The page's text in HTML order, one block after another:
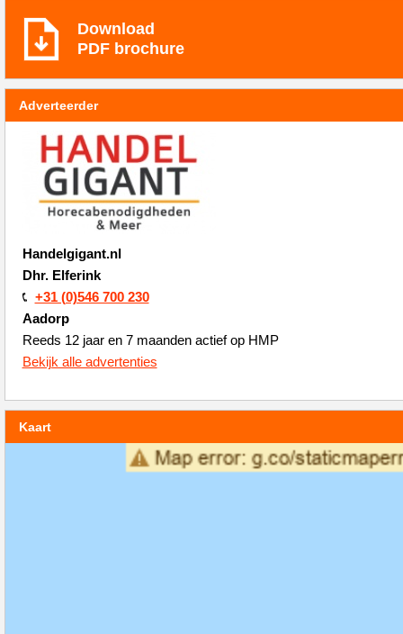
Download
PDF brochure
Adverteerder
Handelgigant.nl
Dhr. Elferink
+31 (0)546 700 230
Aadorp
Reeds 12 jaar en 7 maanden actief op HMP
Bekijk alle advertenties
Kaart